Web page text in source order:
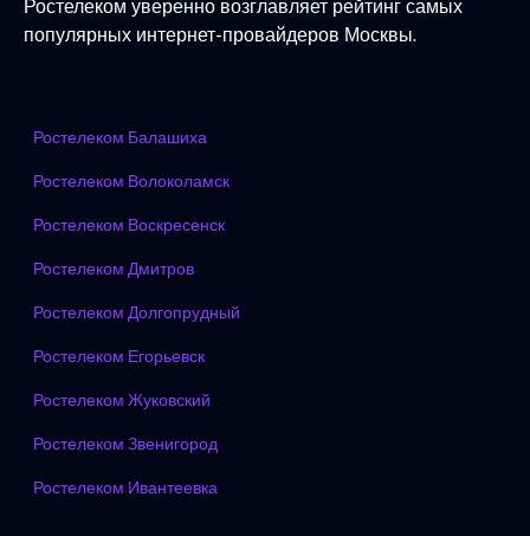
Ростелеком уверенно возглавляет рейтинг самых
популярных интернет-провайдеров Москвы.
Ростелеком Балашиха
Ростелеком Волоколамск
Ростелеком Воскресенск
Ростелеком Дмитров
Ростелеком Долгопрудный
Ростелеком Егорьевск
Ростелеком Жуковский
Ростелеком Звенигород
Ростелеком Ивантеевка